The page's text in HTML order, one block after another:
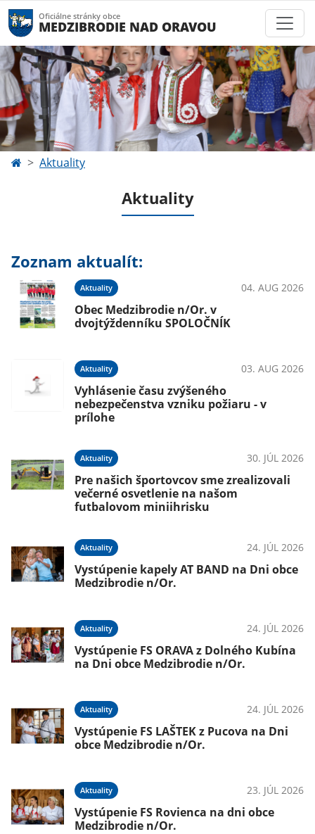
Oficiálne stránky obce
MEDZIBRODIE NAD ORAVOU
Aktuality
Aktuality
Zoznam aktualít:
Aktuality 04. AUG 2026
Obec Medzibrodie n/Or. v
dvojtýždenníku SPOLOČNÍK
Aktuality 03. AUG 2026
Vyhlásenie času zvýšeného
nebezpečenstva vzniku požiaru - v
prílohe
Aktuality 30. JÚL 2026
Pre našich športovcov sme zrealizovali
večerné osvetlenie na našom
futbalovom miniihrisku
Aktuality 24. JÚL 2026
Vystúpenie kapely AT BAND na Dni obce
Medzibrodie n/Or.
Aktuality 24. JÚL 2026
Vystúpenie FS ORAVA z Dolného Kubína
na Dni obce Medzibrodie n/Or.
Aktuality 24. JÚL 2026
Vystúpenie FS LAŠTEK z Pucova na Dni
obce Medzibrodie n/Or.
Aktuality 23. JÚL 2026
Vystúpenie FS Rovienca na dni obce
Medzibrodie n/Or.